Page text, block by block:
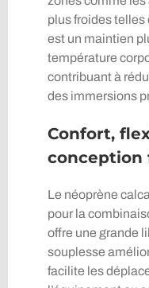
plus froides telles
est un maintien
température
contribuant à
des immersions
Confort,
conception
Le néoprène
pour la
offre une grande
souplesse
facilite les